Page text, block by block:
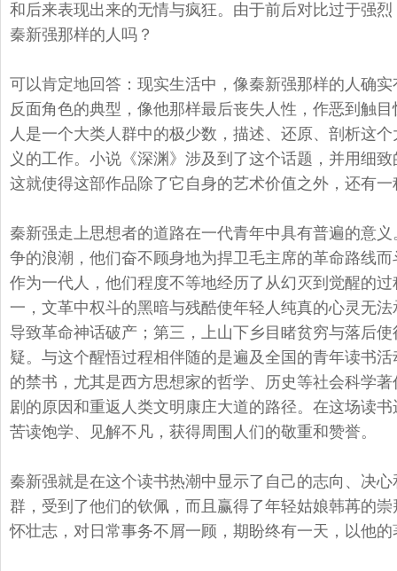
和后来表现出来的无情与疯狂。 由于前后对比过于强
秦新强那样的人吗？
可以肯定地回答：现实生活中，像秦新强那样的人确
反面角色的典型， 像他那样最后丧失人性，作恶到触
人是一个大类人群中的极少数，描述、 还原、剖析这
义的工作。小说《深渊》涉及到了这个话题， 并用细
这就使得这部作品除了它自身的艺术价值之外， 还有一
秦新强走上思想者的道路在一代青年中具有普遍的意义
争的浪潮， 他们奋不顾身地为捍卫毛主席的革命路线
作为一代人， 他们程度不等地经历了从幻灭到觉醒的过
一， 文革中权斗的黑暗与残酷使年轻人纯真的心灵无
导致革命神话破产；第三， 上山下乡目睹贫穷与落后
疑。与这个醒悟过程相伴随的是遍及全国的青年读书活
的禁书， 尤其是西方思想家的哲学、历史等社会科学
剧的原因和重返人类文明康庄大道的路径。在这场读
苦读饱学、见解不凡，获得周围人们的敬重和赞誉。
秦新强就是在这个读书热潮中显示了自己的志向、决心
群，受到了他们的钦佩， 而且赢得了年轻姑娘韩苒的
怀壮志，对日常事务不屑一顾，期盼终有一天， 以他